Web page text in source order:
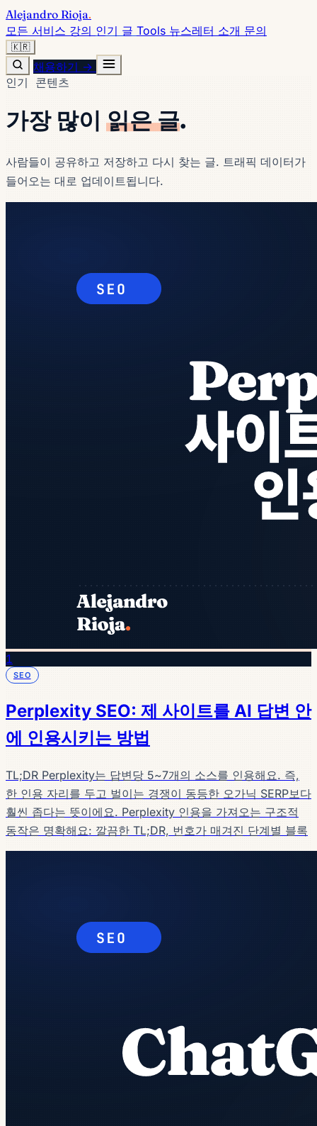
Alejandro Rioja.
모든 서비스 강의 인기 글 Tools 뉴스레터 소개 문의
🇰🇷
채용하기 →
인기 콘텐츠
가장 많이 읽은 글.
사람들이 공유하고 저장하고 다시 찾는 글. 트래픽 데이터가
들어오는 대로 업데이트됩니다.
1
SEO
Perplexity SEO: 제 사이트를 AI 답변 안
에 인용시키는 방법
TL;DR Perplexity는 답변당 5~7개의 소스를 인용해요. 즉,
한 인용 자리를 두고 벌이는 경쟁이 동등한 오가닉 SERP보다
훨씬 좁다는 뜻이에요. Perplexity 인용을 가져오는 구조적
동작은 명확해요: 깔끔한 TL;DR, 번호가 매겨진 단계별 블록